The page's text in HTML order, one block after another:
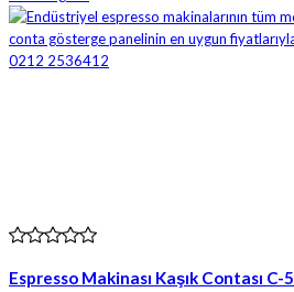
Espresso Makinası Kaşık Contası C-5